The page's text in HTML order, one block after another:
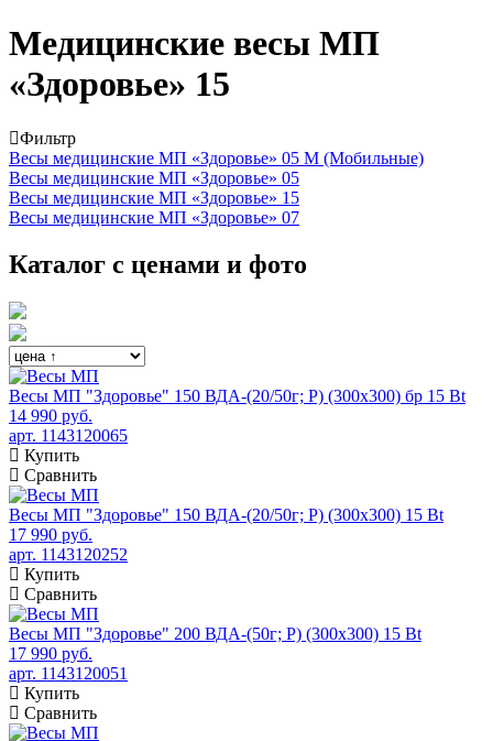
Медицинские весы МП
«Здоровье» 15
Фильтр
Весы медицинские МП «Здоровье» 05 М (Мобильные)
Весы медицинские МП «Здоровье» 05
Весы медицинские МП «Здоровье» 15
Весы медицинские МП «Здоровье» 07
Каталог с ценами и фото
Весы МП "Здоровье" 150 ВДА-(20/50г; Р) (300х300) бр 15 Bt
14 990 руб.
арт. 1143120065
Купить
Сравнить
Весы МП "Здоровье" 150 ВДА-(20/50г; Р) (300х300) 15 Bt
17 990 руб.
арт. 1143120252
Купить
Сравнить
Весы МП "Здоровье" 200 ВДА-(50г; Р) (300х300) 15 Bt
17 990 руб.
арт. 1143120051
Купить
Сравнить